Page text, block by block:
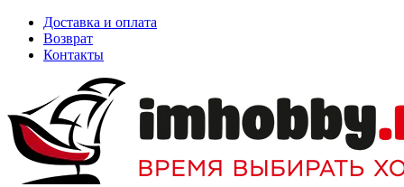
Доставка и оплата
Возврат
Контакты